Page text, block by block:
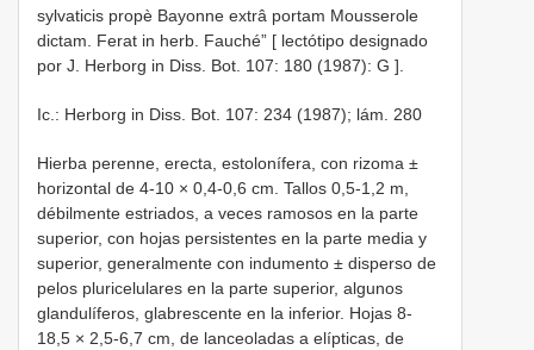
sylvaticis propè Bayonne extrâ portam Mousserole
dictam. Ferat in herb. Fauché” [ lectótipo designado
por J. Herborg in Diss. Bot. 107: 180 (1987): G ].
Ic.: Herborg in Diss. Bot. 107: 234 (1987); lám. 280
Hierba perenne, erecta, estolonífera, con rizoma ±
horizontal de 4-10 × 0,4-0,6 cm. Tallos 0,5-1,2 m,
débilmente estriados, a veces ramosos en la parte
superior, con hojas persistentes en la parte media y
superior, generalmente con indumento ± disperso de
pelos pluricelulares en la parte superior, algunos
glandulíferos, glabrescente en la inferior. Hojas 8-
18,5 × 2,5-6,7 cm, de lanceoladas a elípticas, de